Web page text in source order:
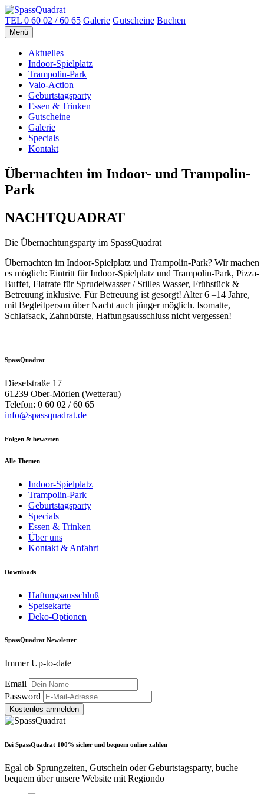
TEL 0 60 02 / 60 65 Galerie Gutscheine Buchen
Menü
Aktuelles
Indoor-Spielplatz
Trampolin-Park
Valo-Action
Geburtstagsparty
Essen & Trinken
Gutscheine
Galerie
Specials
Kontakt
Übernachten im Indoor- und Trampolin-
Park
NACHTQUADRAT
Die Übernachtungsparty im SpassQuadrat
Übernachten im Indoor-Spielplatz und Trampolin-Park? Wir machen
es möglich: Eintritt für Indoor-Spielplatz und Trampolin-Park, Pizza-
Buffet, Flatrate für Sprudelwasser / Stilles Wasser, Frühstück &
Betreuung inklusive. Für Betreuung ist gesorgt! Alter 6 –14 Jahre,
mit Begleitperson über Nacht auch jünger möglich. Isomatte,
Schlafsack, Zahnbürste, Haftungsausschluss nicht vergessen!
SpassQuadrat
Dieselstraße 17
61239 Ober-Mörlen (Wetterau)
Telefon: 0 60 02 / 60 65
info@spassquadrat.de
Folgen & bewerten
Alle Themen
Indoor-Spielplatz
Trampolin-Park
Geburtstagsparty
Specials
Essen & Trinken
Über uns
Kontakt & Anfahrt
Downloads
Haftungsausschluß
Speisekarte
Deko-Optionen
SpassQuadrat Newsletter
Immer Up-to-date
Email
Password
Kostenlos anmelden
Bei SpassQuadrat 100% sicher und bequem online zahlen
Egal ob Sprungzeiten, Gutschein oder Geburtstagsparty, buche
bequem über unsere Website mit Regiondo